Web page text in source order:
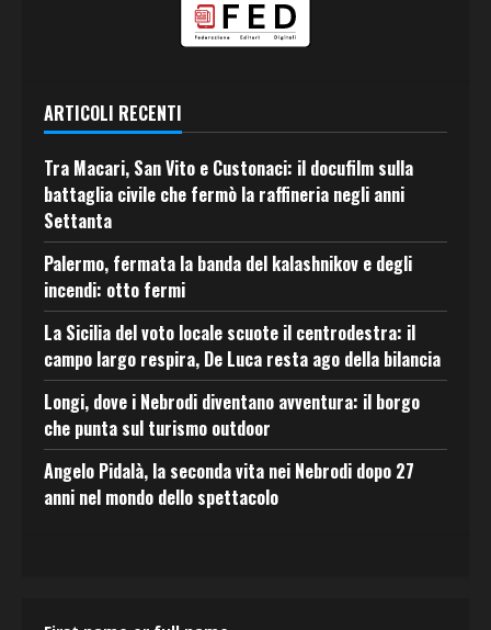
ARTICOLI RECENTI
Tra Macari, San Vito e Custonaci: il docufilm sulla
battaglia civile che fermò la raffineria negli anni
Settanta
Palermo, fermata la banda del kalashnikov e degli
incendi: otto fermi
La Sicilia del voto locale scuote il centrodestra: il
campo largo respira, De Luca resta ago della bilancia
Longi, dove i Nebrodi diventano avventura: il borgo
che punta sul turismo outdoor
Angelo Pidalà, la seconda vita nei Nebrodi dopo 27
anni nel mondo dello spettacolo